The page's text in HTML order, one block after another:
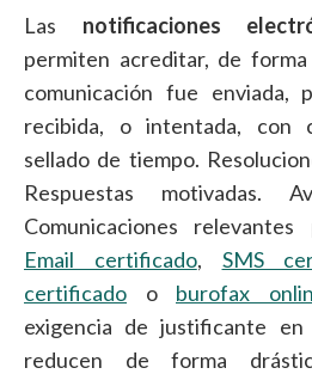
Las notificaciones
permiten acreditar, de
comunicación fue enviada,
recibida, o intentada, con
sellado de tiempo.
Respuestas motivadas.
Comunicaciones
Email certificado, SMS
certificado o burofax
exigencia de justificante
reducen de forma